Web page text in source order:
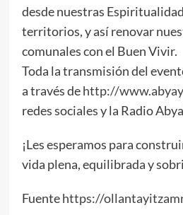
desde nuestras
territorios, y así renovar
comunales con el Buen Vivir.
Toda la transmisión del
a través dehttp://
redes sociales y la Radio
¡Les esperamos para
vida plena, equilibrada y
Fuentehttps://